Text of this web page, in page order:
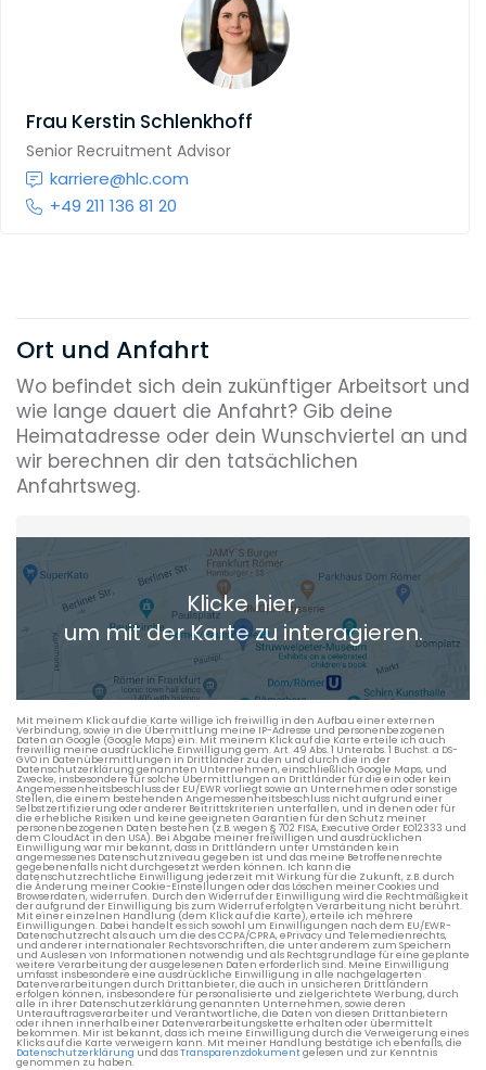
Frau Kerstin Schlenkhoff
Senior Recruitment Advisor
karriere@hlc.com
+49 211 136 81 20
Ort und Anfahrt
Wo befindet sich dein zukünftiger Arbeitsort und
wie lange dauert die Anfahrt? Gib deine
Heimatadresse oder dein Wunschviertel an und
wir berechnen dir den tatsächlichen
Anfahrtsweg.
Heimatadresse oder Wunschort
+ Aktuellen Standort hinzufügen
Die berechneten Anreisezeiten basieren auf den
Verkehrsdaten eines typischen Dienstag morgens um 8:30.
Klicke hier,
um mit der Karte zu interagieren.
Mit meinem Klick auf die Karte willige ich freiwillig in den Aufbau einer externen
Verbindung, sowie in die Übermittlung meine IP-Adresse und personenbezogenen
Daten an Google (Google Maps) ein. Mit meinem Klick auf die Karte erteile ich auch
freiwillig meine ausdrückliche Einwilligung gem. Art. 49 Abs. 1 Unterabs. 1 Buchst. a DS-
GVO in Datenübermittlungen in Drittländer zu den und durch die in der
Datenschutzerklärung genannten Unternehmen, einschließlich Google Maps, und
Zwecke, insbesondere für solche Übermittlungen an Drittländer für die ein oder kein
Angemessenheitsbeschluss der EU/EWR vorliegt sowie an Unternehmen oder sonstige
Stellen, die einem bestehenden Angemessenheitsbeschluss nicht aufgrund einer
Selbstzertifizierung oder anderer Beitrittskriterien unterfallen, und in denen oder für
die erhebliche Risiken und keine geeigneten Garantien für den Schutz meiner
personenbezogenen Daten bestehen (z.B. wegen § 702 FISA, Executive Order EO12333 und
dem CloudAct in den USA). Bei Abgabe meiner freiwilligen und ausdrücklichen
Einwilligung war mir bekannt, dass in Drittländern unter Umständen kein
angemessenes Datenschutzniveau gegeben ist und das meine Betroffenenrechte
gegebenenfalls nicht durchgesetzt werden können. Ich kann die
datenschutzrechtliche Einwilligung jederzeit mit Wirkung für die Zukunft, z.B. durch
die Änderung meiner Cookie-Einstellungen oder das Löschen meiner Cookies und
Browserdaten, widerrufen. Durch den Widerruf der Einwilligung wird die Rechtmäßigkeit
der aufgrund der Einwilligung bis zum Widerruf erfolgten Verarbeitung nicht berührt.
Mit einer einzelnen Handlung (dem Klick auf die Karte), erteile ich mehrere
Einwilligungen. Dabei handelt es sich sowohl um Einwilligungen nach dem EU/EWR-
Datenschutzrecht als auch um die des CCPA/CPRA, ePrivacy und Telemedienrechts,
und anderer internationaler Rechtsvorschriften, die unter anderem zum Speichern
und Auslesen von Informationen notwendig und als Rechtsgrundlage für eine geplante
weitere Verarbeitung der ausgelesenen Daten erforderlich sind. Meine Einwilligung
umfasst insbesondere eine ausdrückliche Einwilligung in alle nachgelagerten
Datenverarbeitungen durch Drittanbieter, die auch in unsicheren Drittländern
erfolgen können, insbesondere für personalisierte und zielgerichtete Werbung, durch
alle in ihrer Datenschutzerklärung genannten Unternehmen, sowie deren
Unterauftragsverarbeiter und Verantwortliche, die Daten von diesen Drittanbietern
oder ihnen innerhalb einer Datenverarbeitungskette erhalten oder übermittelt
bekommen. Mir ist bekannt, dass ich meine Einwilligung durch die Verweigerung eines
Klicks auf die Karte verweigern kann. Mit meiner Handlung bestätige ich ebenfalls, die
Datenschutzerklärung und dasTransparenzdokumentgelesen und zur Kenntnis
genommen zu haben.